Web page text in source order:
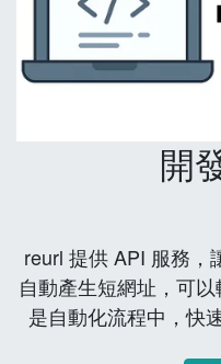
開
reurl 提供 API 服務，
自動產生短網址，可
是自動化流程中，快